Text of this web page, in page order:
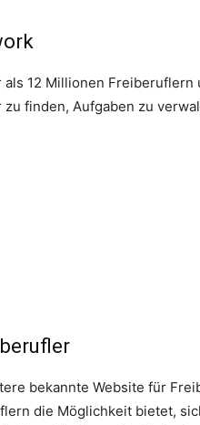
als 12 Millionen
zu finden, Aufgaben zu
bekannte Website für
die Möglichkeit bietet,